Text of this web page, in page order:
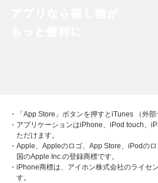
・「App Store」ボタンを押すとiTunes （外部
・アプリケーションはiPhone、iPod touch、
ただけます。
・Apple、Appleのロゴ、App Store、iPodの
国のApple Inc.の登録商標です。
・iPhone商標は、アイホン株式会社のライセ
す。